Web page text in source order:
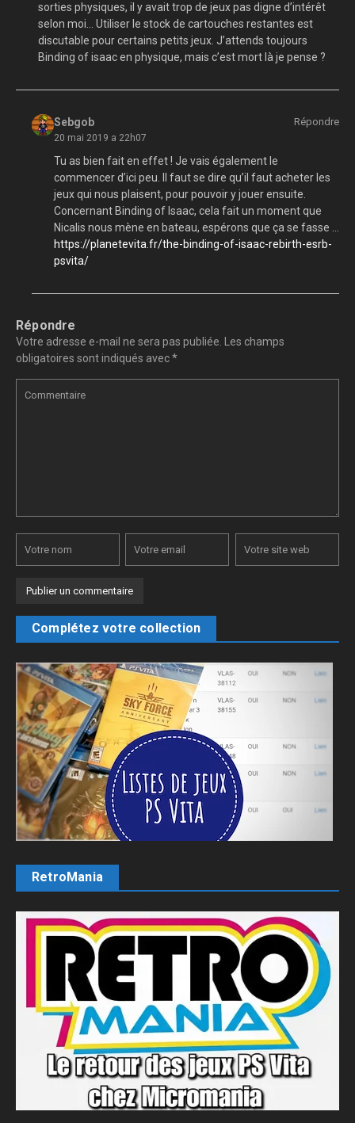
sorties physiques, il y avait trop de jeux pas digne d’intérêt
selon moi… Utiliser le stock de cartouches restantes est
discutable pour certains petits jeux. J’attends toujours
Binding of isaac en physique, mais c’est mort là je pense ?
Sebgob
20 mai 2019 a 22h07
Répondre
Tu as bien fait en effet ! Je vais également le
commencer d’ici peu. Il faut se dire qu’il faut acheter les
jeux qui nous plaisent, pour pouvoir y jouer ensuite.
Concernant Binding of Isaac, cela fait un moment que
Nicalis nous mène en bateau, espérons que ça se fasse …
https://planetevita.fr/the-binding-of-isaac-rebirth-esrb-
psvita/
Répondre
Votre adresse e-mail ne sera pas publiée. Les champs
obligatoires sont indiqués avec*
Complétez votre collection
RetroMania